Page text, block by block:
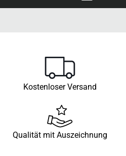
Kostenloser Versand
Qualität mit Auszeichnung